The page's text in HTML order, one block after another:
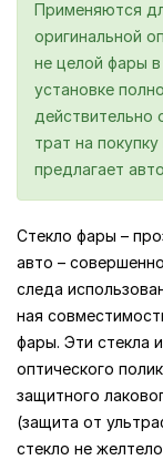
Применяются
оригинальной
не целой фары
установке
действительно
трат на
предлагает
Стекло фары –
авто –
следа
ная
фары. Эти стекла
оптического
защитного
(защита от
стекло не